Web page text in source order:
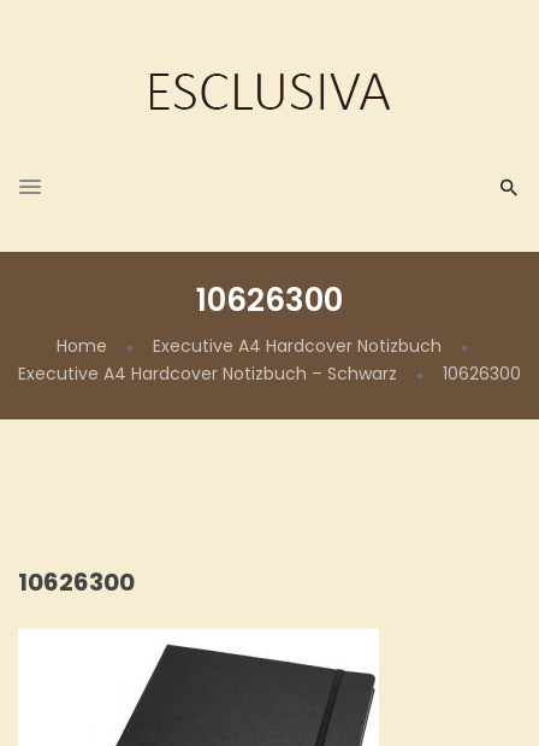
10626300
Home
Executive A4 Hardcover Notizbuch
Executive A4 Hardcover Notizbuch – Schwarz
10626300
10626300